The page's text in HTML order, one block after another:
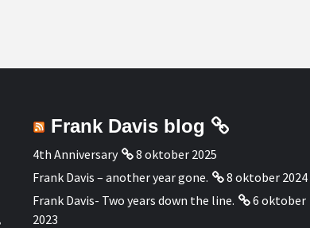
Frank Davis blog
4th Anniversary
8 oktober 2025
Frank Davis – another year gone.
8 oktober 2024
Frank Davis- Two years down the line.
6 oktober
2023